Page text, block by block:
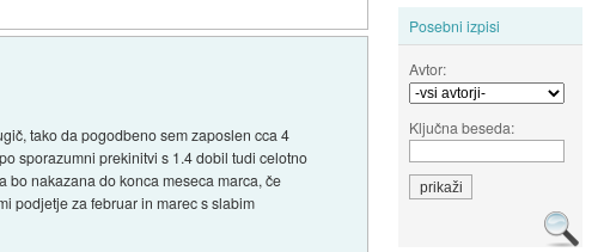
Posebni izpisi
Avtor:
Ključna beseda:
tako da pogodbeno sem zaposlen cca 4
sporazumni prekinitvi s 1.4 dobil tudi celotno
bo nakazana do konca meseca marca, če
podjetje za februar in marec s slabim